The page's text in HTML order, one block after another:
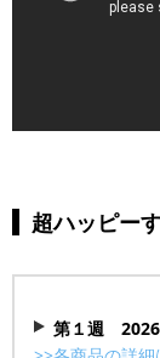
超ハッピー
第１週 2026